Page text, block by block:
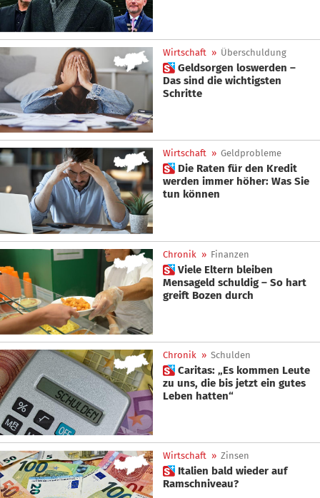
Wirtschaft » Überschuldung
 Geldsorgen loswerden –
Das sind die wichtigsten
Schritte
Wirtschaft » Geldprobleme
 Die Raten für den Kredit
werden immer höher: Was Sie
tun können
Chronik » Finanzen
 Viele Eltern bleiben
Mensageld schuldig – So hart
greift Bozen durch
Chronik » Schulden
 Caritas: „Es kommen Leute
zu uns, die bis jetzt ein gutes
Leben hatten“
Wirtschaft » Zinsen
 Italien bald wieder auf
Ramschniveau?